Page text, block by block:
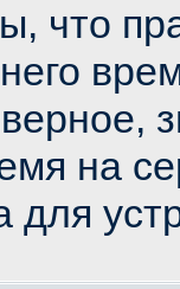
что
на
для